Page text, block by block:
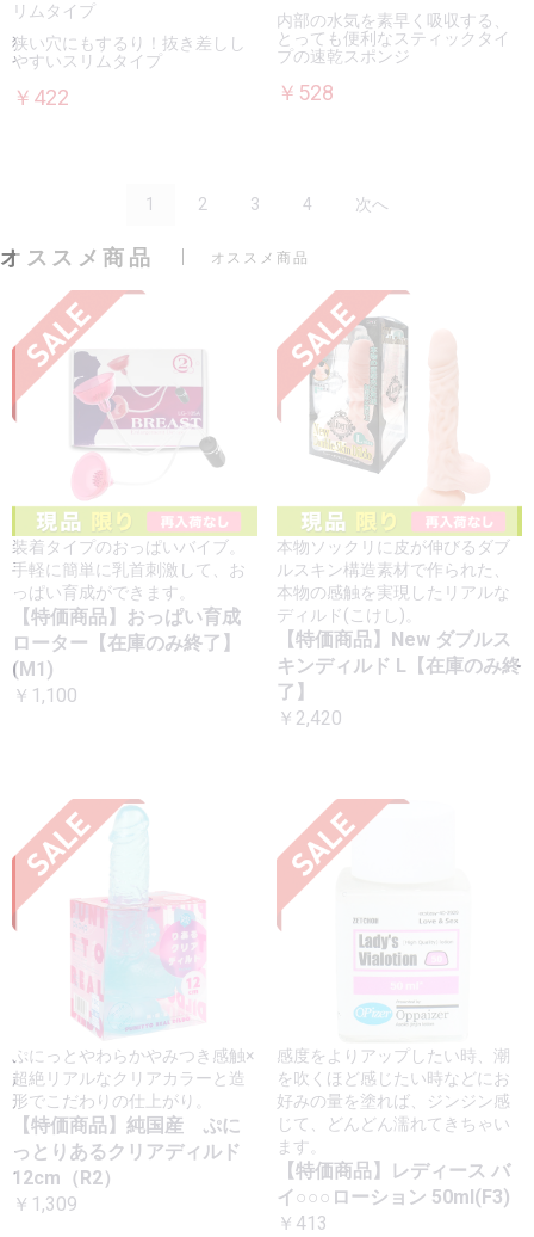
リムタイプ
狭い穴にもするり！抜き差しし
やすいスリムタイプ
￥422
内部の水気を素早く吸収する、
とっても便利なスティックタイ
プの速乾スポンジ
￥528
1 2 3 4 次へ
オススメ商品 オススメ商品
装着タイプのおっぱいバイブ。
手軽に簡単に乳首刺激して、お
っぱい育成ができます。
【特価商品】おっぱい育成
ローター【在庫のみ終了】
(M1)
￥1,100
本物ソックリに皮が伸びるダブ
ルスキン構造素材で作られた、
本物の感触を実現したリアルな
ディルド(こけし)。
【特価商品】New ダブルス
キンディルド L【在庫のみ終
了】
￥2,420
ぷにっとやわらかやみつき感触×
超絶リアルなクリアカラーと造
形でこだわりの仕上がり。
【特価商品】純国産 ぷに
っとりあるクリアディルド
12cm（R2）
￥1,309
感度をよりアップしたい時、潮
を吹くほど感じたい時などにお
好みの量を塗れば、ジンジン感
じて、どんどん濡れてきちゃい
ます。
【特価商品】レディース バ
イ○○○ローション 50ml(F3)
￥413